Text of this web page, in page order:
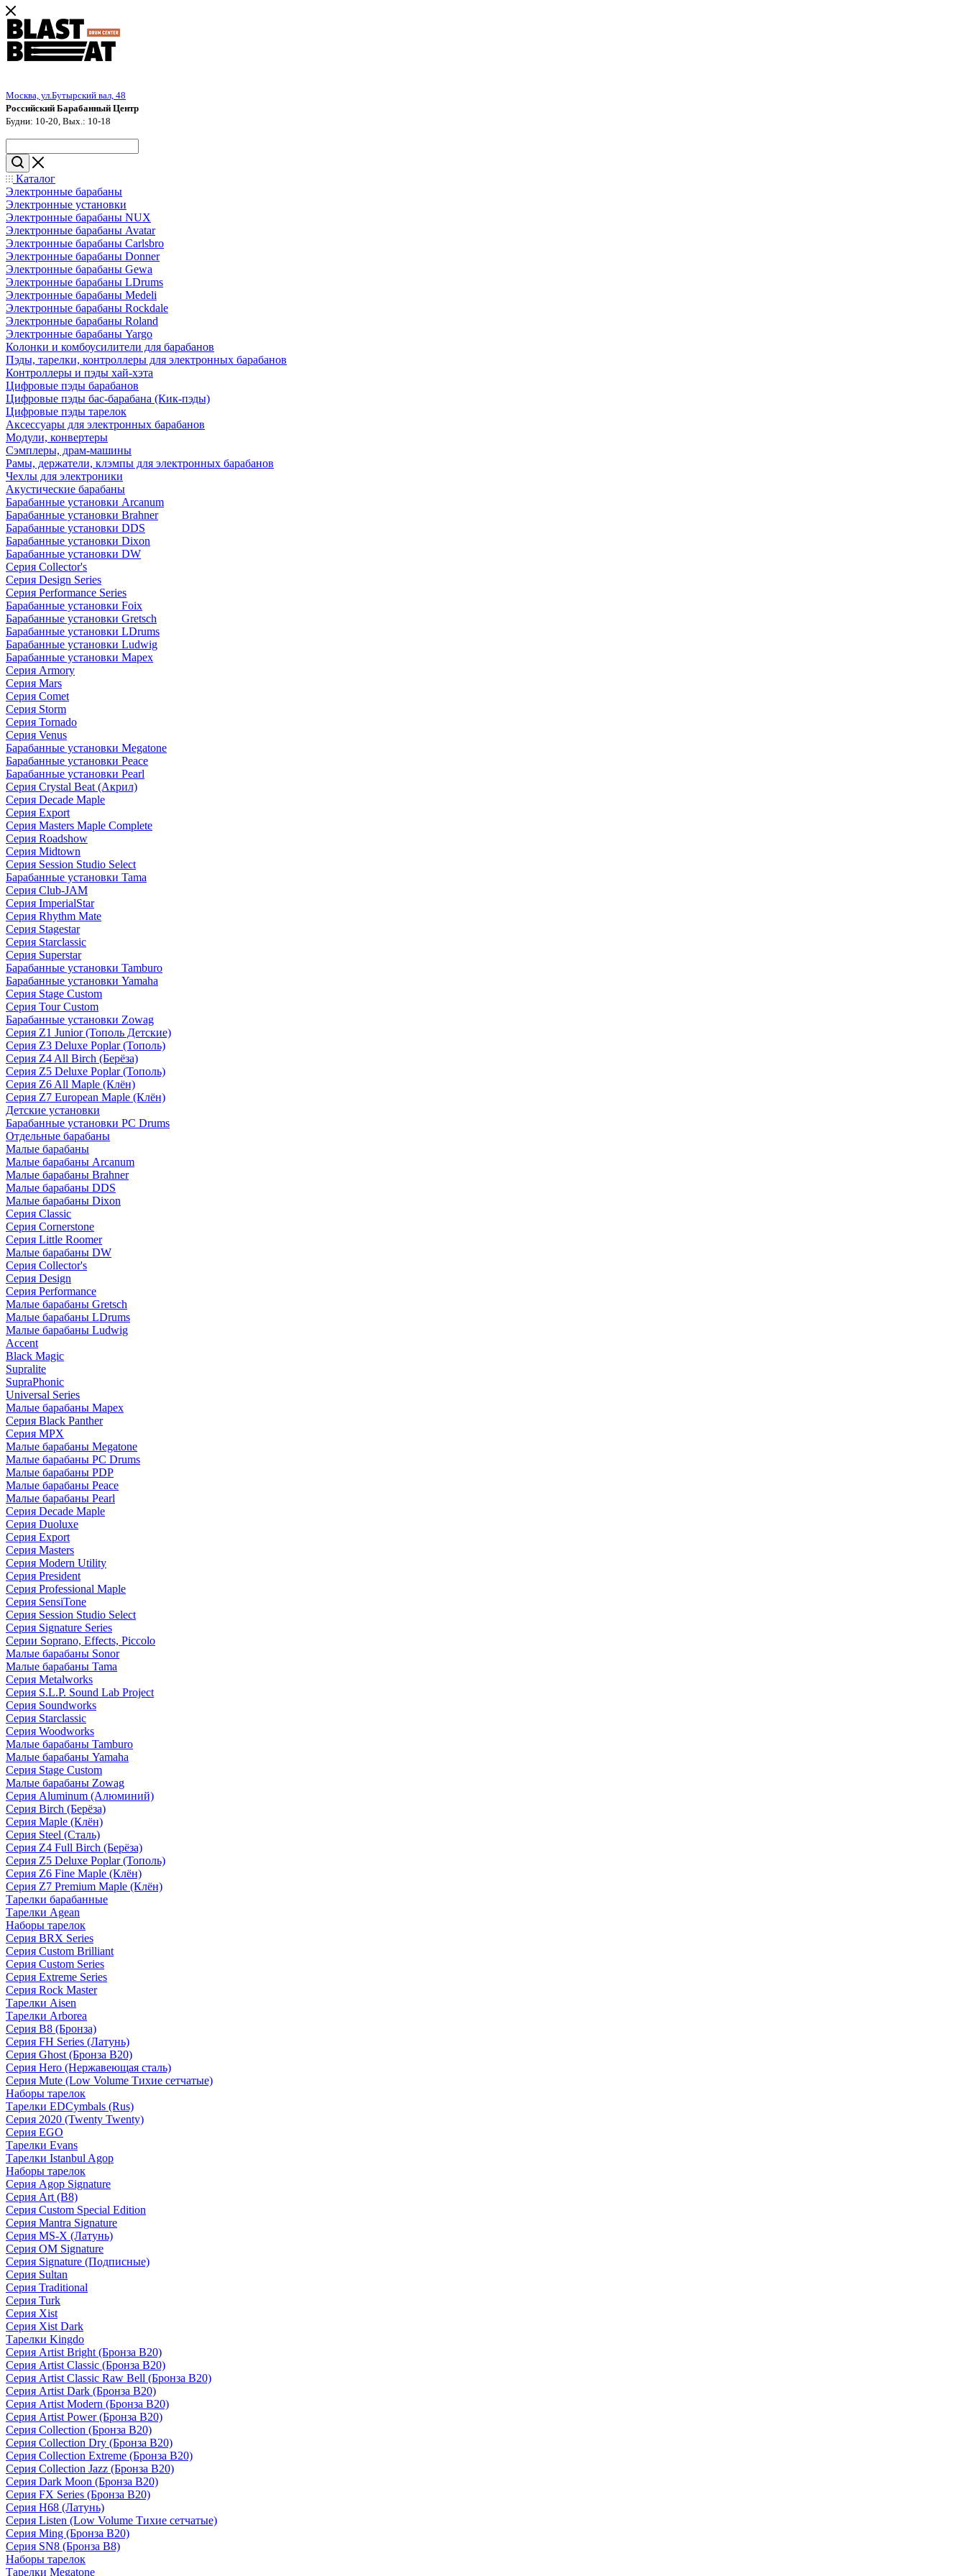
Москва, ул.Бутырский вал, 48
Российский Барабанный Центр
Будни: 10-20, Вых.: 10-18
Каталог
Электронные барабаны
Электронные установки
Электронные барабаны NUX
Электронные барабаны Avatar
Электронные барабаны Carlsbro
Электронные барабаны Donner
Электронные барабаны Gewa
Электронные барабаны LDrums
Электронные барабаны Medeli
Электронные барабаны Rockdale
Электронные барабаны Roland
Электронные барабаны Yargo
Колонки и комбоусилители для барабанов
Пэды, тарелки, контроллеры для электронных барабанов
Контроллеры и пэды хай-хэта
Цифровые пэды барабанов
Цифровые пэды бас-барабана (Кик-пэды)
Цифровые пэды тарелок
Аксессуары для электронных барабанов
Модули, конвертеры
Сэмплеры, драм-машины
Рамы, держатели, клэмпы для электронных барабанов
Чехлы для электроники
Акустические барабаны
Барабанные установки Arcanum
Барабанные установки Brahner
Барабанные установки DDS
Барабанные установки Dixon
Барабанные установки DW
Серия Collector's
Серия Design Series
Серия Performance Series
Барабанные установки Foix
Барабанные установки Gretsch
Барабанные установки LDrums
Барабанные установки Ludwig
Барабанные установки Mapex
Серия Armory
Серия Mars
Серия Comet
Серия Storm
Серия Tornado
Серия Venus
Барабанные установки Megatone
Барабанные установки Peace
Барабанные установки Pearl
Серия Crystal Beat (Акрил)
Серия Decade Maple
Серия Export
Серия Masters Maple Complete
Серия Roadshow
Серия Midtown
Серия Session Studio Select
Барабанные установки Tama
Серия Club-JAM
Серия ImperialStar
Серия Rhythm Mate
Серия Stagestar
Серия Starclassic
Серия Superstar
Барабанные установки Tamburo
Барабанные установки Yamaha
Серия Stage Custom
Серия Tour Custom
Барабанные установки Zowag
Серия Z1 Junior (Тополь Детские)
Серия Z3 Deluxe Poplar (Тополь)
Серия Z4 All Birch (Берёза)
Серия Z5 Deluxe Poplar (Тополь)
Серия Z6 All Maple (Клён)
Серия Z7 European Maple (Клён)
Детские установки
Барабанные установки PC Drums
Отдельные барабаны
Малые барабаны
Малые барабаны Arcanum
Малые барабаны Brahner
Малые барабаны DDS
Малые барабаны Dixon
Серия Classic
Серия Cornerstone
Серия Little Roomer
Малые барабаны DW
Серия Collector's
Серия Design
Серия Performance
Малые барабаны Gretsch
Малые барабаны LDrums
Малые барабаны Ludwig
Accent
Black Magic
Supralite
SupraPhonic
Universal Series
Малые барабаны Mapex
Серия Black Panther
Серия MPX
Малые барабаны Megatone
Малые барабаны PC Drums
Малые барабаны PDP
Малые барабаны Peace
Малые барабаны Pearl
Серия Decade Maple
Серия Duoluxe
Серия Export
Серия Masters
Серия Modern Utility
Серия President
Серия Professional Maple
Серия SensiTone
Серия Session Studio Select
Серия Signature Series
Серии Soprano, Effects, Piccolo
Малые барабаны Sonor
Малые барабаны Tama
Серия Metalworks
Серия S.L.P. Sound Lab Project
Серия Soundworks
Серия Starclassic
Серия Woodworks
Малые барабаны Tamburo
Малые барабаны Yamaha
Серия Stage Custom
Малые барабаны Zowag
Серия Aluminum (Алюминий)
Серия Birch (Берёза)
Серия Maple (Клён)
Серия Steel (Сталь)
Серия Z4 Full Birch (Берёза)
Серия Z5 Deluxe Poplar (Тополь)
Серия Z6 Fine Maple (Клён)
Серия Z7 Premium Maple (Клён)
Тарелки барабанные
Тарелки Agean
Наборы тарелок
Серия BRX Series
Серия Custom Brilliant
Серия Custom Series
Серия Extreme Series
Серия Rock Master
Тарелки Aisen
Тарелки Arborea
Серия B8 (Бронза)
Серия FH Series (Латунь)
Серия Ghost (Бронза B20)
Серия Hero (Нержавеющая сталь)
Серия Mute (Low Volume Тихие сетчатые)
Наборы тарелок
Тарелки EDCymbals (Rus)
Серия 2020 (Twenty Twenty)
Серия EGO
Тарелки Evans
Тарелки Istanbul Agop
Наборы тарелок
Серия Agop Signature
Серия Art (B8)
Серия Custom Special Edition
Серия Mantra Signature
Серия MS-X (Латунь)
Серия OM Signature
Серия Signature (Подписные)
Серия Sultan
Серия Traditional
Серия Turk
Серия Xist
Серия Xist Dark
Тарелки Kingdo
Серия Artist Bright (Бронза B20)
Серия Artist Classic (Бронза B20)
Серия Artist Classic Raw Bell (Бронза B20)
Серия Artist Dark (Бронза B20)
Серия Artist Modern (Бронза B20)
Серия Artist Power (Бронза B20)
Серия Collection (Бронза B20)
Серия Collection Dry (Бронза B20)
Серия Collection Extreme (Бронза B20)
Серия Collection Jazz (Бронза B20)
Серия Dark Moon (Бронза B20)
Серия FX Series (Бронза B20)
Серия H68 (Латунь)
Серия Listen (Low Volume Тихие сетчатые)
Серия Ming (Бронза B20)
Серия SN8 (Бронза B8)
Наборы тарелок
Тарелки Megatone